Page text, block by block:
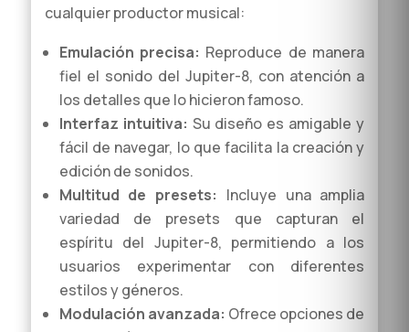
cualquier productor musical:
Emulación precisa: Reproduce de manera
fiel el sonido del Jupiter-8, con atención a
los detalles que lo hicieron famoso.
Interfaz intuitiva: Su diseño es amigable y
fácil de navegar, lo que facilita la creación y
edición de sonidos.
Multitud de presets: Incluye una amplia
variedad de presets que capturan el
espíritu del Jupiter-8, permitiendo a los
usuarios experimentar con diferentes
estilos y géneros.
Modulación avanzada: Ofrece opciones de